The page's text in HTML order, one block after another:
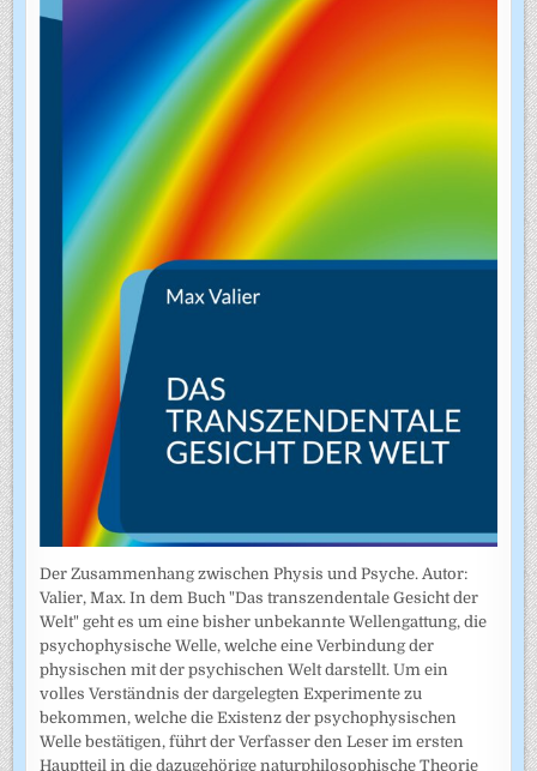
Der Zusammenhang zwischen Physis und Psyche. Autor:
Valier, Max. In dem Buch "Das transzendentale Gesicht der
Welt" geht es um eine bisher unbekannte Wellengattung, die
psychophysische Welle, welche eine Verbindung der
physischen mit der psychischen Welt darstellt. Um ein
volles Verständnis der dargelegten Experimente zu
bekommen, welche die Existenz der psychophysischen
Welle bestätigen, führt der Verfasser den Leser im ersten
Hauptteil in die dazugehörige naturphilosophische Theorie